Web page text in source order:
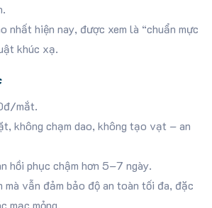
nhất hiện nay, được xem là “chuẩn mực
khúc xạ.
mắt.
không chạm dao, không tạo vạt – an
hồi phục chậm hơn 5–7 ngày.
mà vẫn đảm bảo độ an toàn tối đa, đặc
mạc mỏng.